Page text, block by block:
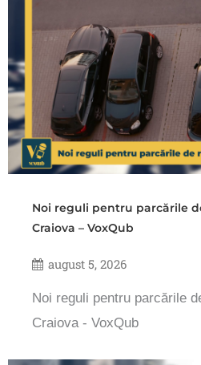
Noi reguli pentru parcările
Craiova – VoxQub
august 5, 2026
Noi reguli pentru parcările
Craiova - VoxQub